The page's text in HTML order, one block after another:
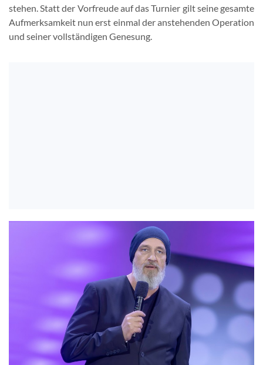
stehen. Statt der Vorfreude auf das Turnier gilt seine gesamte
Aufmerksamkeit nun erst einmal der anstehenden Operation
und seiner vollständigen Genesung.